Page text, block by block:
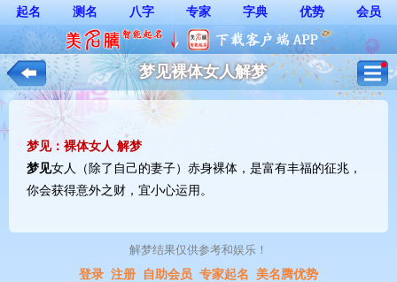
起名 测名 八字 专家 字典 优势 会员
梦见裸体女人解梦
梦见：裸体女人 解梦
梦见女人（除了自己的妻子）赤身裸体，是富有丰福的征兆，
你会获得意外之财，宜小心运用。
解梦结果仅供参考和娱乐！
登录 注册 自助会员 专家起名 美名腾优势